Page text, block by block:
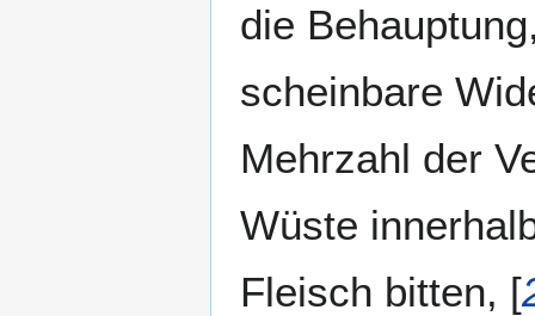
die
scheinbare
Mehrzahl der
Wüste
Fleisch bitten, [